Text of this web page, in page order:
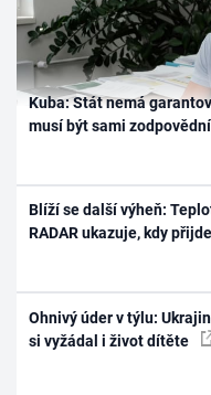
Kuba: Stát nemá
musí být sami zodpovědní
Blíží se další výheň:
RADAR ukazuje, kdy
Ohnivý úder v týlu:
si vyžádal i život dítěte